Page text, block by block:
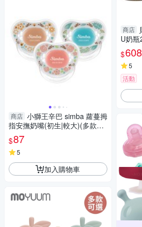
商店 小獅王辛巴 simba 蘿蔓拇
指安撫奶嘴(初生|較大)(多款可
選)
$87
5
加入購物車
商店
U奶
$608
5
活動